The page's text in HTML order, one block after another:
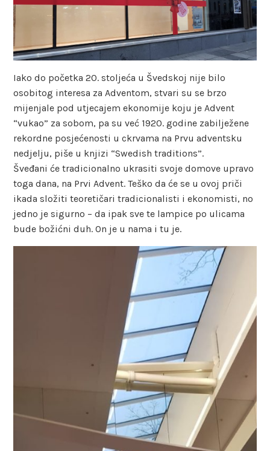
Iako do početka 20. stoljeća u Švedskoj nije bilo
osobitog interesa za Adventom, stvari su se brzo
mijenjale pod utjecajem ekonomije koju je Advent
“vukao” za sobom, pa su već 1920. godine zabilježene
rekordne posjećenosti u ckrvama na Prvu adventsku
nedjelju, piše u knjizi “Swedish traditions”.
Šveđani će tradicionalno ukrasiti svoje domove upravo
toga dana, na Prvi Advent. Teško da će se u ovoj priči
ikada složiti teoretičari tradicionalisti i ekonomisti, no
jedno je sigurno – da ipak sve te lampice po ulicama
bude božićni duh. On je u nama i tu je.